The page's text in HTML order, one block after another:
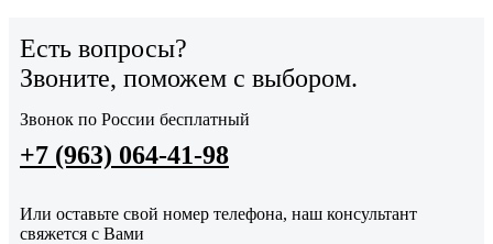
Есть вопросы?
Звоните, поможем с выбором.
Звонок по России бесплатный
+7 (963) 064-41-98
Или оставьте свой номер телефона, наш консультант
свяжется с Вами